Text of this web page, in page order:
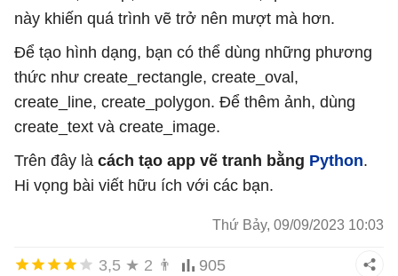
này khiến quá trình vẽ trở nên mượt mà hơn.
Để tạo hình dạng, bạn có thể dùng những phương
thức như create_rectangle, create_oval,
create_line, create_polygon. Để thêm ảnh, dùng
create_text và create_image.
Trên đây là cách tạo app vẽ tranh bằng Python.
Hi vọng bài viết hữu ích với các bạn.
Thứ Bảy, 09/09/2023 10:03
3,5 ★ 2 👨 905